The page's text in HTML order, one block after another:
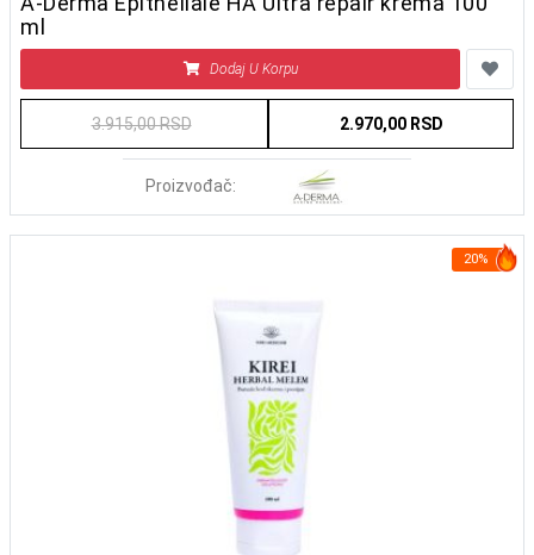
ml
Dodaj U Korpu
3.915,00 RSD 2.970,00 RSD
Proizvođač:
20%